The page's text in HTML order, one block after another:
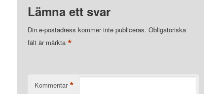
Lämna ett svar
Din e-postadress kommer inte publiceras. Obligatoriska
fält är märkta*
Kommentar *